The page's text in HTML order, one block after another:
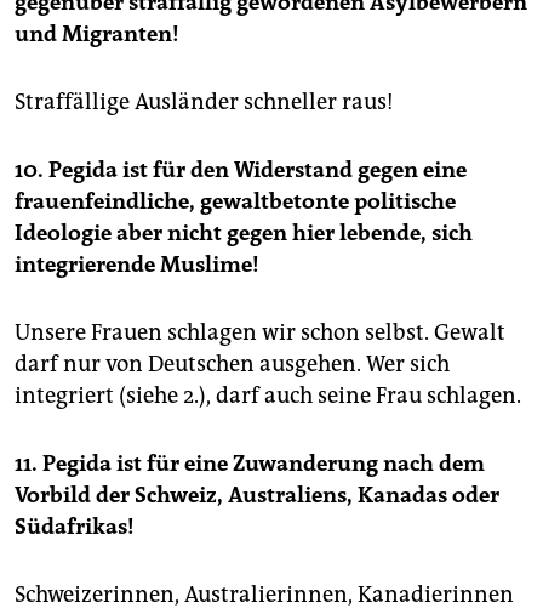
und Migranten!
Straffällige Ausländer schneller raus!
10. Pegida ist für den Widerstand gegen eine
frauenfeindliche, gewaltbetonte politische
Ideologie aber nicht gegen hier lebende, sich
integrierende Muslime!
Unsere Frauen schlagen wir schon selbst. Gewalt
darf nur von Deutschen ausgehen. Wer sich
integriert (siehe 2.), darf auch seine Frau schlagen.
11. Pegida ist für eine Zuwanderung nach dem
Vorbild der Schweiz, Australiens, Kanadas oder
Südafrikas!
Schweizerinnen, Australierinnen, Kanadierinnen